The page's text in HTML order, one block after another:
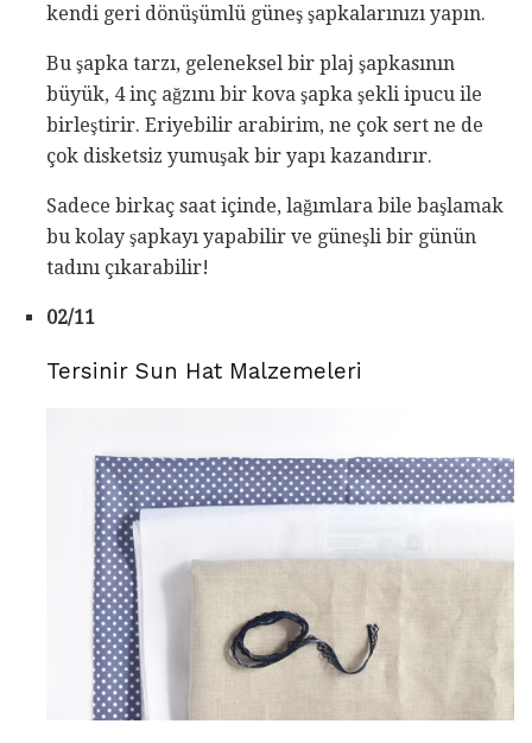
kendi geri dönüşümlü güneş şapkalarınızı yapın.
Bu şapka tarzı, geleneksel bir plaj şapkasının
büyük, 4 inç ağzını bir kova şapka şekli ipucu ile
birleştirir. Eriyebilir arabirim, ne çok sert ne de
çok disketsiz yumuşak bir yapı kazandırır.
Sadece birkaç saat içinde, lağımlara bile başlamak
bu kolay şapkayı yapabilir ve güneşli bir günün
tadını çıkarabilir!
02/11
Tersinir Sun Hat Malzemeleri